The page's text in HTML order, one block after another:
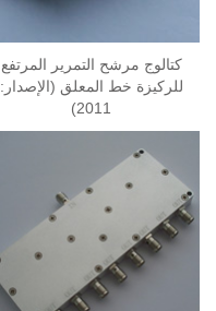
كتالوج مرشح التمرير المرتفع
للركيزة خط المعلق (الإصدار:
2011)